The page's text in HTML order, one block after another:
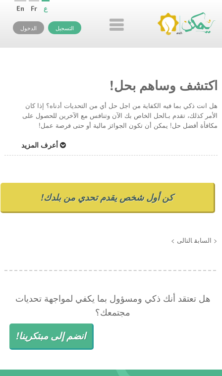
En Fr ع
التسجيل الدخول
اكتشف وساهم بحل!
هل انت ذكي بما فيه الكفاية من اجل حل أي من التحديات أدناه؟ إذا كان
الأمر كذلك، تقدم بـالحل الخاص بك الآن وتنافس مع الآخرين للحصول على
مكافأة أفضل حل! يمكن أن تكون الجوائز مالية أو حتى فرصة عمل!
أعرف المزيد
كن أول شخص يقدم تحدي من بلدك!
< السابق التالى >
هل تعتقد أنك ذكي ومسؤول بما يكفي لمواجهة تحديات
مجتمعك؟
انضم إلى مبتكرينا!